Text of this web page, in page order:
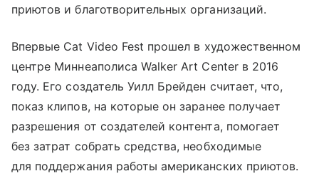
приютов и благотворительных организаций.
Впервые Cat Video Fest прошел в художественном
центре Миннеаполиса Walker Art Center в 2016
году. Его создатель Уилл Брейден считает, что,
показ клипов, на которые он заранее получает
разрешения от создателей контента, помогает
без затрат собрать средства, необходимые
для поддержания работы американских приютов.